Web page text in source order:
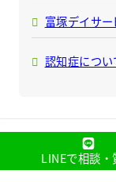
富塚デイサ
認知症につい
Copyright(C)
LINEで相談・